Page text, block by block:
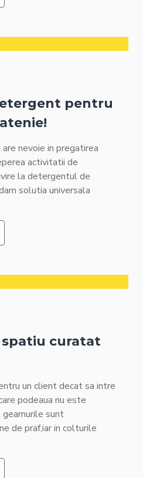
pentru
nevoie in pregatirea
activitatii de
la detergentul de
solutia universala
spatiu curatat
un client decat sa intre
podeaua nu este
sunt
de praf,iar in colturile